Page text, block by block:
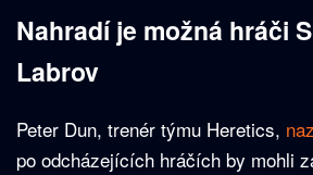
Nahradí je možná hráči
Labrov
Peter Dun, trenér týmu Heretics,
po odcházejících hráčích by mohli